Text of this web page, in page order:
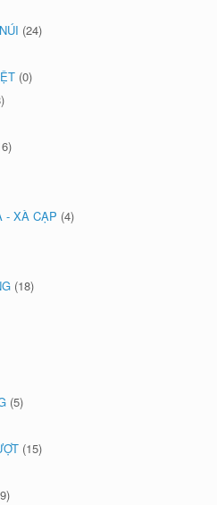
(24)
(0)
- XÀ CẠP (4)
(18)
(5)
(15)